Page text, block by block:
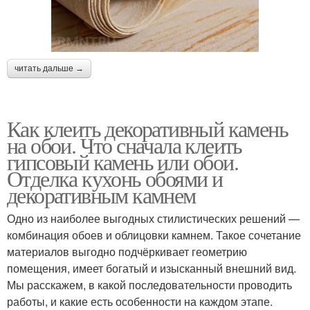
читать дальше →
Как клеить декоративный камень
на обои. Что сначала клеить
гипсовый камень или обои.
Отделка кухонь обоями и
декоративным камнем
Одно из наиболее выгодных стилистических решений —
комбинация обоев и облицовки камнем. Такое сочетание
материалов выгодно подчёркивает геометрию
помещения, имеет богатый и изысканный внешний вид.
Мы расскажем, в какой последовательности проводить
работы, и какие есть особенности на каждом этапе.